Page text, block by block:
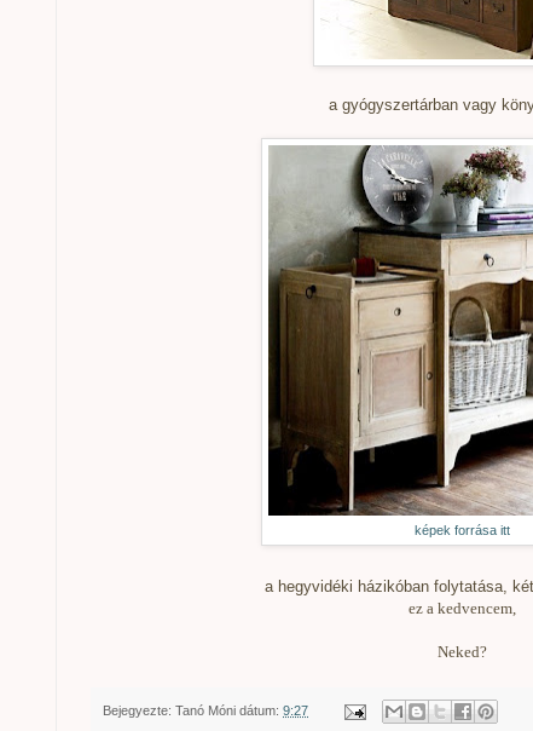
a gyógyszertárban vagy
képek forrása itt
a hegyvidéki házikóban folytatása,
ez a kedvencem,
Neked?
Bejegyezte: Tanó Móni dátum: 9:27